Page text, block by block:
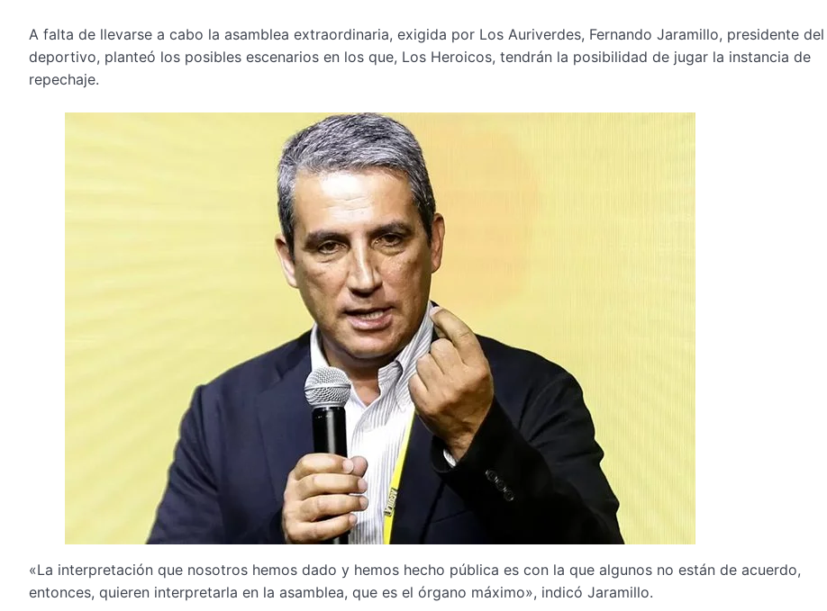
A falta de llevarse a cabo la asamblea extraordinaria, exigida por Los Auriverdes, Fernando Jaramillo, presidente
deportivo, planteó los posibles escenarios en los que, Los Heroicos, tendrán la posibilidad de jugar la instancia de
repechaje.
«La interpretación que nosotros hemos dado y hemos hecho pública es con la que algunos no están de acuerdo,
entonces, quieren interpretarla en la asamblea, que es el órgano máximo», indicó Jaramillo.